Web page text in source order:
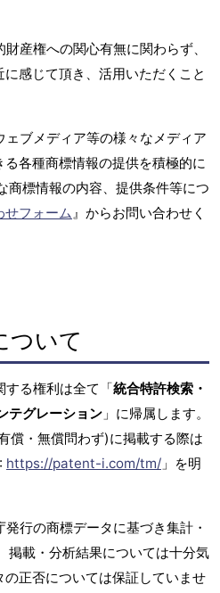
産権への関心有無に関わらず、
感じて頂き、活用いただくこと
ブメディア等の様々なメディア
各種商標情報の提供を積極的に
商標情報の内容、提供条件等につ
せフォーム 』からお問い合わせく
ついて
する権利は全て「統合特許検索・
テグレーション 」に帰属します。
償・無償問わず)に掲載する際は
https://patent-i.com/tm/ 」を明
行の商標データに基づき集計・
掲載・分析結果については十分気
正否については保証していませ